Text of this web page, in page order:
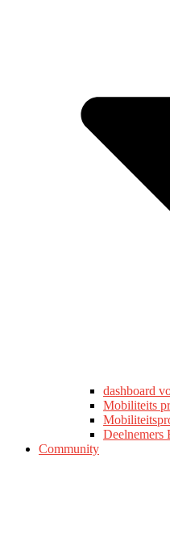
dashboard
Mobiliteits
Deelnemers
Community